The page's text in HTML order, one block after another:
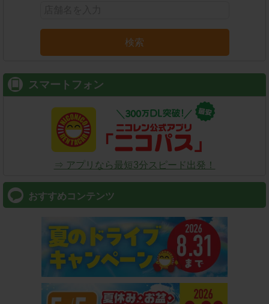
検索
スマートフォン
⇒ アプリなら最短3分スピード出発！
おすすめコンテンツ